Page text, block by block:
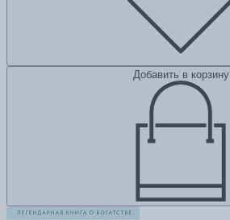
Добавить в корзину